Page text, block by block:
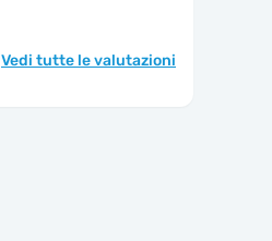
Vedi tutte le valutazioni